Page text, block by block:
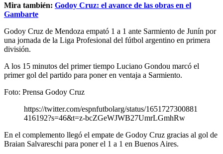
Mira también: Godoy Cruz: el avance de las obras en el
Gambarte
Godoy Cruz de Mendoza empató 1 a 1 ante Sarmiento de Junín por
una jornada de la Liga Profesional del fútbol argentino en primera
división.
A los 15 minutos del primer tiempo Luciano Gondou marcó el
primer gol del partido para poner en ventaja a Sarmiento.
Foto: Prensa Godoy Cruz
https://twitter.com/espnfutbolarg/status/1651727300881
416192?s=46&t=z-bcZGeWJWB27UmrLGmhRw
En el complemento llegó el empate de Godoy Cruz gracias al gol de
Braian Salvareschi para poner el 1 a 1 en Buenos Aires.